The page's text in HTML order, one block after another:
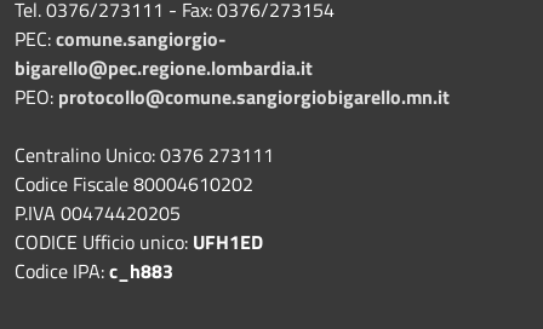
Tel. 0376/273111 - Fax: 0376/273154
PEC:comune.sangiorgio-
bigarello@pec.regione.lombardia.it
PEO: protocollo@comune.sangiorgiobigarello.mn.it
Centralino Unico: 0376 273111
Codice Fiscale 80004610202
P.IVA 00474420205
CODICE Ufficio unico: UFH1ED
Codice IPA:c_h883